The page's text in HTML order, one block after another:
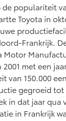
populariteit
Toyota in
Frankrijk.
Motor
met een
van 150.000
gegroeid tot
in dat jaar
in Frankrijk